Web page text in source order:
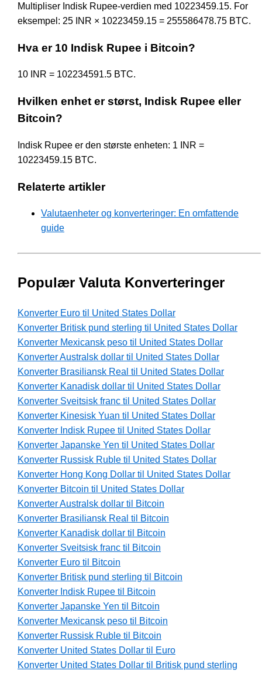
Multipliser Indisk Rupee-verdien med 10223459.15. For
eksempel: 25 INR × 10223459.15 = 255586478.75 BTC.
Hva er 10 Indisk Rupee i Bitcoin?
10 INR = 102234591.5 BTC.
Hvilken enhet er størst, Indisk Rupee eller
Bitcoin?
Indisk Rupee er den største enheten: 1 INR =
10223459.15 BTC.
Relaterte artikler
Valutaenheter og konverteringer: En omfattende
guide
Populær Valuta Konverteringer
Konverter Euro til United States Dollar
Konverter Britisk pund sterling til United States Dollar
Konverter Mexicansk peso til United States Dollar
Konverter Australsk dollar til United States Dollar
Konverter Brasiliansk Real til United States Dollar
Konverter Kanadisk dollar til United States Dollar
Konverter Sveitsisk franc til United States Dollar
Konverter Kinesisk Yuan til United States Dollar
Konverter Indisk Rupee til United States Dollar
Konverter Japanske Yen til United States Dollar
Konverter Russisk Ruble til United States Dollar
Konverter Hong Kong Dollar til United States Dollar
Konverter Bitcoin til United States Dollar
Konverter Australsk dollar til Bitcoin
Konverter Brasiliansk Real til Bitcoin
Konverter Kanadisk dollar til Bitcoin
Konverter Sveitsisk franc til Bitcoin
Konverter Euro til Bitcoin
Konverter Britisk pund sterling til Bitcoin
Konverter Indisk Rupee til Bitcoin
Konverter Japanske Yen til Bitcoin
Konverter Mexicansk peso til Bitcoin
Konverter Russisk Ruble til Bitcoin
Konverter United States Dollar til Euro
Konverter United States Dollar til Britisk pund sterling